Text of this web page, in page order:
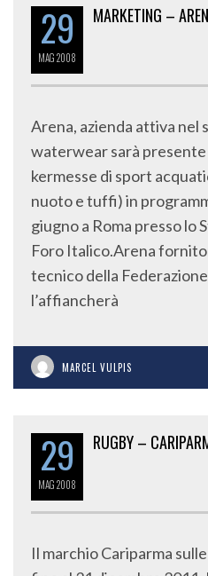
29
MAG2008
MARKETING –
Arena, azienda attiva
waterwear sarà presente
kermesse di sport
nuoto e tuffi) in
giugno a Roma presso lo
Foro Italico.Arena
tecnico della
l’affiancherà
MARCEL VULPIS
29
MAG2008
RUGBY –
Il marchio Cariparma